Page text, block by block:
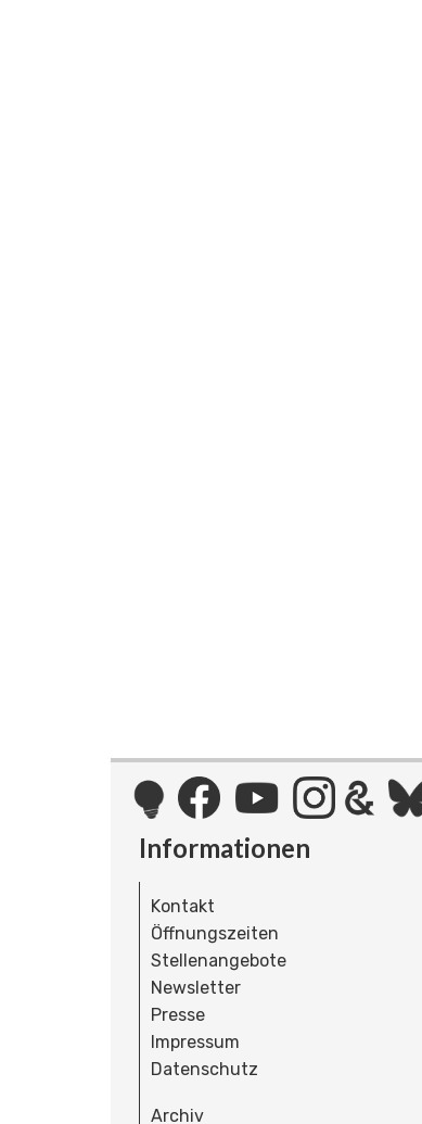
Informationen
Kontakt
Öffnungszeiten
Stellenangebote
Newsletter
Presse
Impressum
Datenschutz
Archiv